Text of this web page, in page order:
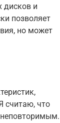
дисков и
позволяет
но может
считаю, что